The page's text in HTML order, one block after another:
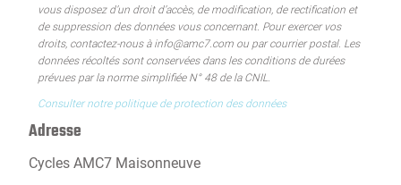
vous disposez d’un droit d’accès, de modification, de rectification et
de suppression des données vous concernant. Pour exercer vos
droits, contactez-nous à info@amc7.com ou par courrier postal. Les
données récoltés sont conservées dans les conditions de durées
prévues par la norme simplifiée N° 48 de la CNIL.
Consulter notre politique de protection des données
Adresse
Cycles AMC7 Maisonneuve